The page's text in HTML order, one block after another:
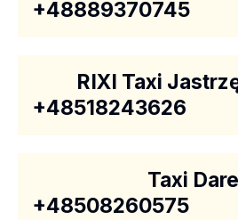
+48889370745
RIXI Taxi
+48518243626
Taxi
+48508260575